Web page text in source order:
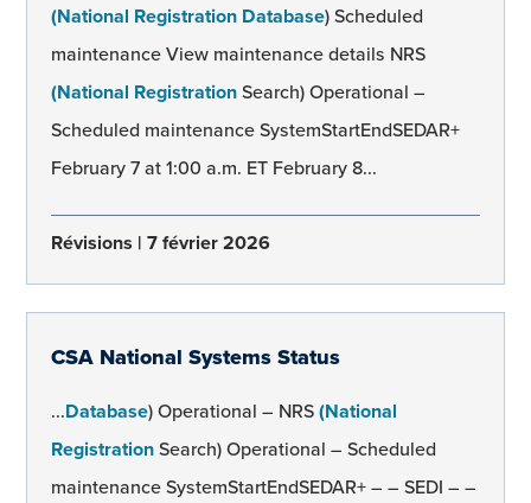
(National Registration Database) Scheduled
maintenance View maintenance details NRS
(National RegistrationSearch) Operational –
Scheduled maintenance SystemStartEndSEDAR+
February 7 at 1:00 a.m. ET February 8...
Révisions 7 février 2026
CSA National Systems Status
...Database) Operational – NRS(National
RegistrationSearch) Operational – Scheduled
maintenance SystemStartEndSEDAR+ – – SEDI – –